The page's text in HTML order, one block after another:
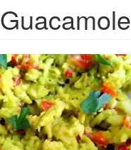
Guacamole